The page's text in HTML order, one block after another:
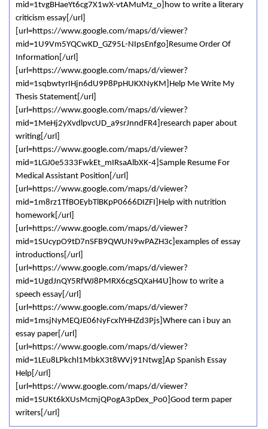
mid=1tvgBHaeYt6cg7X1wX-vtAMuMz_o]how to write a literary
criticism essay[/url]
[url=https://www.google.com/maps/d/viewer?
mid=1U9Vm5YQCwKD_GZ95L-NIpsEnfgo]Resume Order Of
Information[/url]
[url=https://www.google.com/maps/d/viewer?
mid=1sqbwtyrIHjn6dU9P8PpHUKXNyKM]Help Me Write My
Thesis Statement[/url]
[url=https://www.google.com/maps/d/viewer?
mid=1MeHj2yXvdlpvcUD_a9srJnndFR4]research paper about
writing[/url]
[url=https://www.google.com/maps/d/viewer?
mid=1LGJ0e5333FwkEt_mIRsaAlbXK-4]Sample Resume For
Medical Assistant Position[/url]
[url=https://www.google.com/maps/d/viewer?
mid=1m8rz1TfBOEybTlBKpP0666DIZFI]Help with nutrition
homework[/url]
[url=https://www.google.com/maps/d/viewer?
mid=1SUcypO9tD7nSFB9QWUN9wPAZH3c]examples of essay
introductions[/url]
[url=https://www.google.com/maps/d/viewer?
mid=1UgdJnQY5RfWJ8PMRX6cgSQXaH4U]how to write a
speech essay[/url]
[url=https://www.google.com/maps/d/viewer?
mid=1msjNyMEQJE06NyFcxlYHHZd3Pjs]Where can i buy an
essay paper[/url]
[url=https://www.google.com/maps/d/viewer?
mid=1LEu8LPkchl1MbkX3t8WVj91Ntwg]Ap Spanish Essay
Help[/url]
[url=https://www.google.com/maps/d/viewer?
mid=1SUKt6kXUsMcmjQPogA3pDex_Po0]Good term paper
writers[/url]